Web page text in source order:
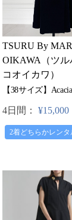
TSURU By
OIKAWA（ツル
コオイカワ）
【38サイズ】Acacia
4日間： ¥15,000
2着どちらかレンタ